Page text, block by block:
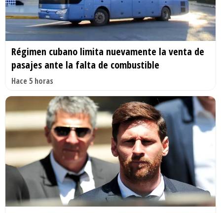
Régimen cubano limita nuevamente la venta de
pasajes ante la falta de combustible
Hace 5 horas